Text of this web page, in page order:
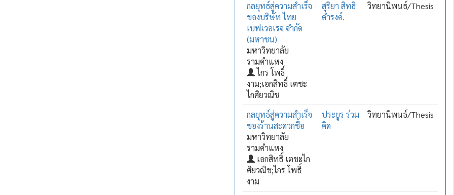
กลยุทธ์สู่ความสำเร็จ
ของบริษัท ไทย
เบฟเวอเรจ จำกัด
(มหาชน)
มหาวิทยาลัย
รามคำแหง
ไกร โพธิ์
งาม;เอกสิทธิ์ เตชะ
ไกศิยวณิช
สุริยา สิทธิ
ดำรงค์.
วิทยานิพนธ์/Thesis
กลยุทธ์สู่ความสำเร็จ
ของร้านสะดวกซื้อ
มหาวิทยาลัย
รามคำแหง
เอกสิทธิ์ เตชะไก
ศิยวณิช;ไกร โพธิ์
งาม
ประยูร ร่วม
คิด
วิทยานิพนธ์/Thesis